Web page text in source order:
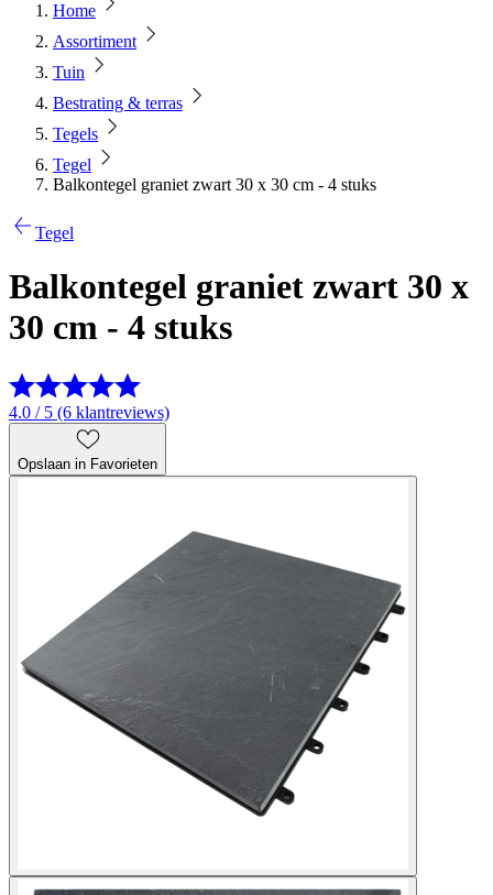
Home
Assortiment
Tuin
Bestrating & terras
Tegels
Tegel
Balkontegel graniet zwart 30 x 30 cm - 4 stuks
Tegel
Balkontegel graniet zwart 30 x
30 cm - 4 stuks
4.0 / 5 (6 klantreviews)
Opslaan in Favorieten